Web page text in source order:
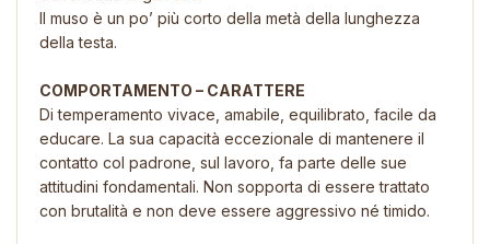
Il muso è un po’ più corto della metà della lunghezza
della testa.
COMPORTAMENTO – CARATTERE
Di temperamento vivace, amabile, equilibrato, facile da
educare. La sua capacità eccezionale di mantenere il
contatto col padrone, sul lavoro, fa parte delle sue
attitudini fondamentali. Non sopporta di essere trattato
con brutalità e non deve essere aggressivo né timido.